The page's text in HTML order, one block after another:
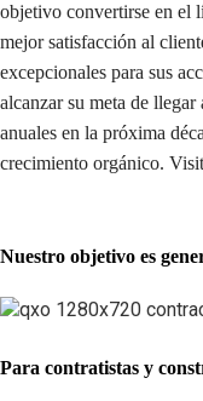
objetivo convertirse en el
mejor satisfacción al
excepcionales para sus
alcanzar su meta de
anuales en la próxima
crecimiento orgánico.
Nuestro objetivo es
Para contratistas y